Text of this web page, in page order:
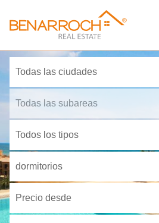
Todas las ciudades
Todas las subareas
Todos los tipos
dormitorios
Precio desde